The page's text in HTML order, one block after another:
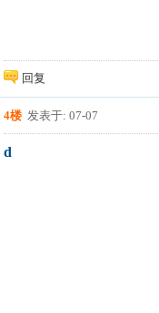
回复
4楼 发表于: 07-07
d